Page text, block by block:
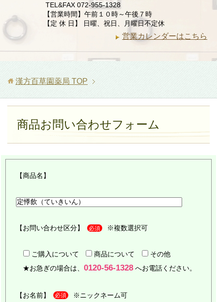
TEL&FAX 072-955-1328
【営業時間】午前１０時～午後７時
【定 休 日】 日曜、祝日、月曜日不定休
営業カレンダーはこちら
漢方百草園薬局 TOP
商品お問い合わせフォーム
【商品名】
【お問い合わせ区分】 必須 ※複数選択可
ご購入について 商品について
その他
★お急ぎの場合は、0120-56-1328 へお電話ください。
【お名前】 必須 ※ニックネーム可